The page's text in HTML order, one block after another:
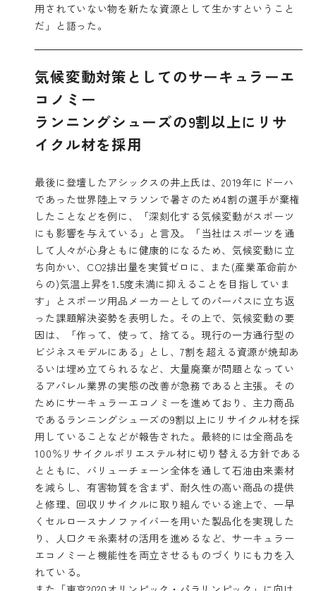
用されていない物を新たな資源として生かすということ
だ」と語った。
気候変動対策としてのサーキュラーエ
コノミー
ランニングシューズの9割以上にリサ
イクル材を採用
最後に登壇したアシックスの井上氏は、2019年にドーハ
であった世界陸上マラソンで暑さのため4割の選手が棄権
したことなどを例に、「深刻化する気候変動がスポーツ
にも影響を与えている」と言及。「当社はスポーツを通
して人々が心身ともに健康的になるため、気候変動に立
ち向かい、CO2排出量を実質ゼロに、また(産業革命前か
らの)気温上昇を1.5度未満に抑えることを目指していま
す」とスポーツ用品メーカーとしてのパーパスに立ち返
った課題解決姿勢を表明した。その上で、気候変動の要
因は、「作って、使って、捨てる。現行の一方通行型の
ビジネスモデルにある」とし、7割を超える資源が焼却あ
るいは埋め立てられるなど、大量廃棄が問題となってい
るアパレル業界の実態の改善が急務であると主張。その
ためにサーキュラーエコノミーを進めており、主力商品
であるランニングシューズの9割以上にリサイクル材を採
用していることなどが報告された。最終的には全商品を
100％リサイクルポリエステル材に切り替える方針である
とともに、バリューチェーン全体を通して石油由来素材
を減らし、有害物質を含まず、耐久性の高い商品の提供
と修理、回収リサイクルに取り組んでいる途上で、一早
くセルロースナノファイバーを用いた製品化を実現した
り、人口クモ糸素材の活用を進めるなど、サーキュラー
エコノミーと機能性を両立させるものづくりにも力を入
れている。